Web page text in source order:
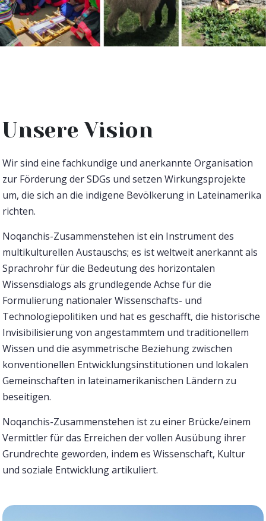
Unsere Vision
Wir sind eine fachkundige und anerkannte Organisation
zur Förderung der SDGs und setzen Wirkungsprojekte
um, die sich an die indigene Bevölkerung in Lateinamerika
richten.
Noqanchis-Zusammenstehen ist ein Instrument des
multikulturellen Austauschs; es ist weltweit anerkannt als
Sprachrohr für die Bedeutung des horizontalen
Wissensdialogs als grundlegende Achse für die
Formulierung nationaler Wissenschafts- und
Technologiepolitiken und hat es geschafft, die historische
Invisibilisierung von angestammtem und traditionellem
Wissen und die asymmetrische Beziehung zwischen
konventionellen Entwicklungsinstitutionen und lokalen
Gemeinschaften in lateinamerikanischen Ländern zu
beseitigen.
Noqanchis-Zusammenstehen ist zu einer Brücke/einem
Vermittler für das Erreichen der vollen Ausübung ihrer
Grundrechte geworden, indem es Wissenschaft, Kultur
und soziale Entwicklung artikuliert.